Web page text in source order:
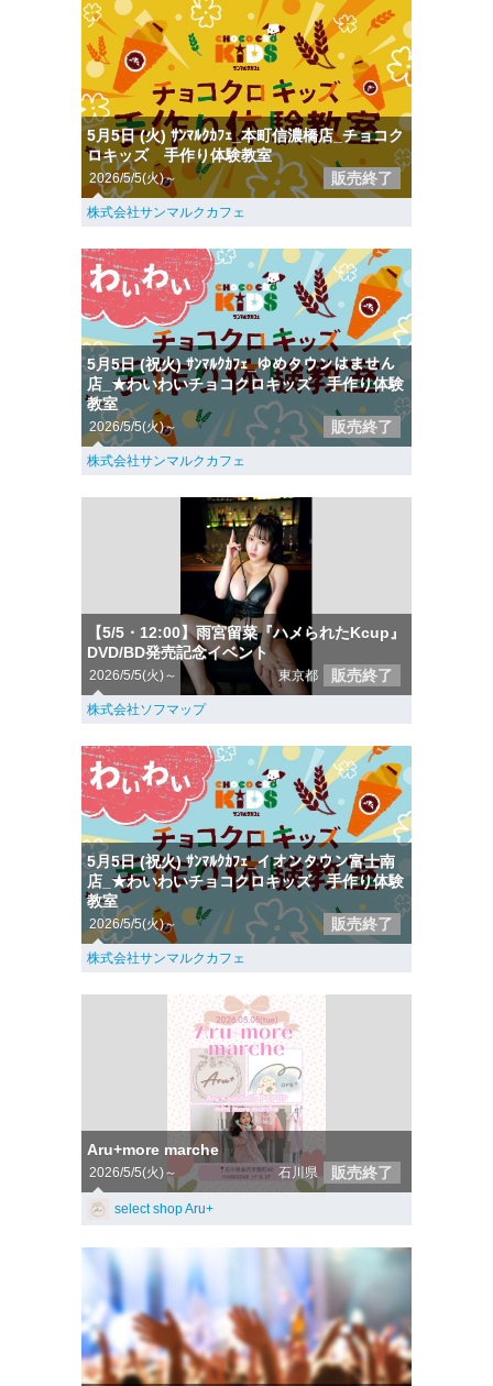
5月5日 (火) ｻﾝﾏﾙｸｶﾌｪ_本町信濃橋店_チョコク
ロキッズ 手作り体験教室
2026/5/5(火)～ 販売終了
株式会社サンマルクカフェ
5月5日 (祝火) ｻﾝﾏﾙｸｶﾌｪ_ゆめタウンはません
店_★わいわいチョコクロキッズ 手作り体験
教室
2026/5/5(火)～ 販売終了
株式会社サンマルクカフェ
【5/5・12:00】雨宮留菜『ハメられたKcup』
DVD/BD発売記念イベント
2026/5/5(火)～ 東京都 販売終了
株式会社ソフマップ
5月5日 (祝火) ｻﾝﾏﾙｸｶﾌｪ_イオンタウン富士南
店_★わいわいチョコクロキッズ 手作り体験
教室
2026/5/5(火)～ 販売終了
株式会社サンマルクカフェ
Aru+more marche
2026/5/5(火)～ 石川県 販売終了
select shop Aru+